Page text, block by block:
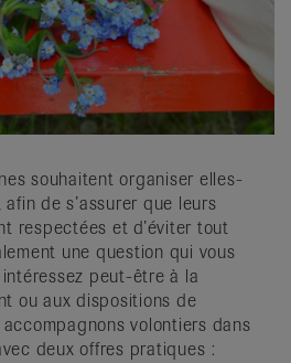
souhaitent organiser elles-
de s’assurer que leurs
respectées et d’éviter tout
une question qui vous
peut-être à la
ou aux dispositions de
volontiers dans
deux offres pratiques :